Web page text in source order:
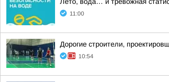
11:00
Дорогие строители,
10:54